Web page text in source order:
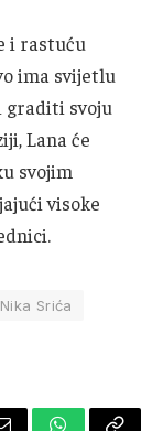
i rastuću
ima svijetlu
graditi svoju
Lana će
svojim
visoke
Nika Srića